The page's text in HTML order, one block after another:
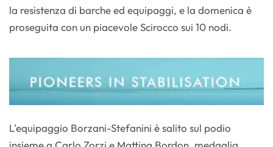
la resistenza di barche ed equipaggi, e la domenica è
proseguita con un piacevole Scirocco sui 10 nodi.
L'equipaggio Borzani-Stefanini è salito sul podio